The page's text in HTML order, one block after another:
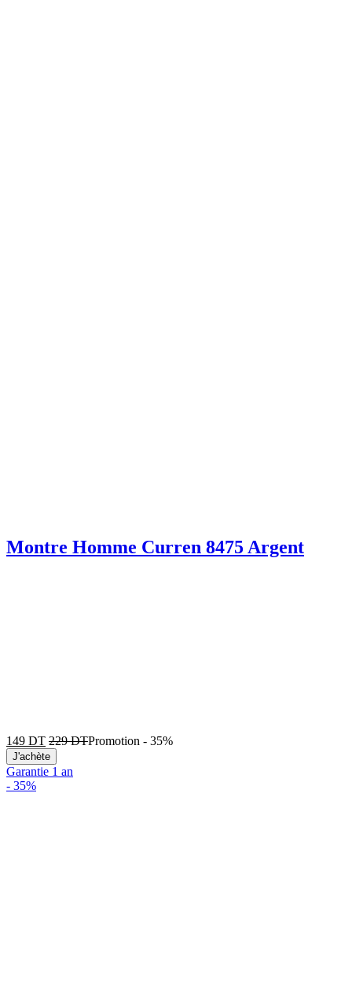
Montre Homme Curren 8475 Argent
149 DT 229DTPromotion - 35%
J'achète
Garantie 1 an
- 35%